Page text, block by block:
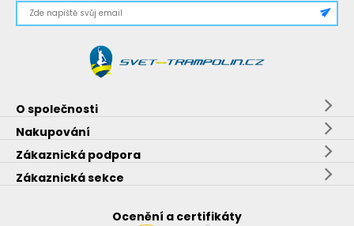
O společnosti
Nakupování
Zákaznická podpora
Zákaznická sekce
Ocenění a certifikáty